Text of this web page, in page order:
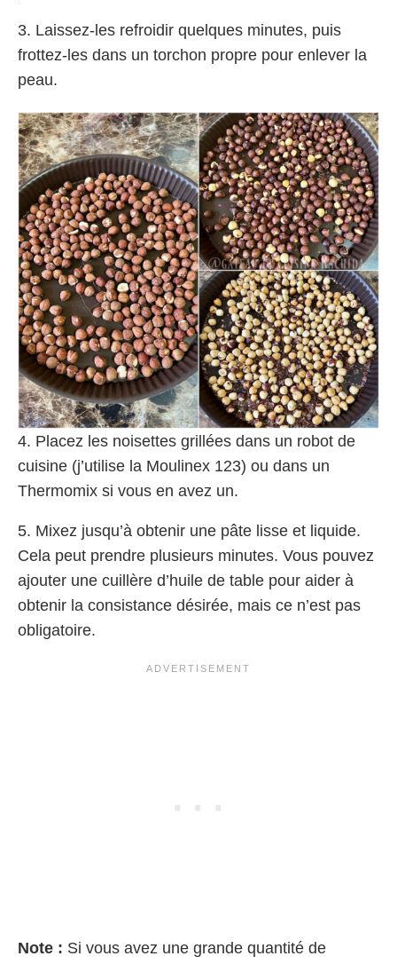
3. Laissez-les refroidir quelques minutes, puis
frottez-les dans un torchon propre pour enlever la
peau.
4. Placez les noisettes grillées dans un robot de
cuisine (j’utilise la Moulinex 123) ou dans un
Thermomix si vous en avez un.
5. Mixez jusqu’à obtenir une pâte lisse et liquide.
Cela peut prendre plusieurs minutes. Vous pouvez
ajouter une cuillère d’huile de table pour aider à
obtenir la consistance désirée, mais ce n’est pas
obligatoire.
Note : Si vous avez une grande quantité de